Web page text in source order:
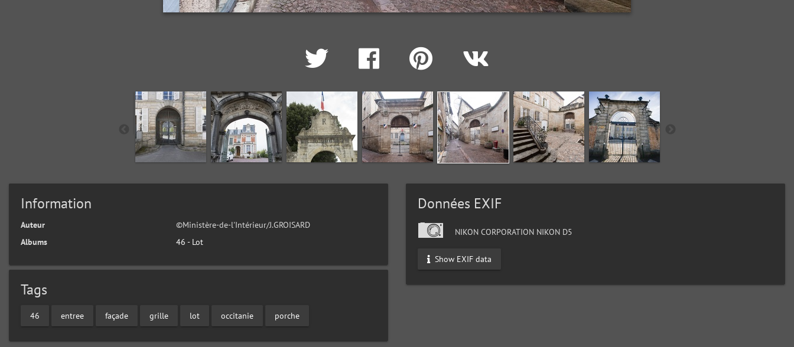
Information
Auteur
©Ministère-de-l'Intérieur/J.GROISARD
Albums
46 - Lot
Tags
46 entree façade grille lot occitanie porche
Données EXIF
NIKON CORPORATION NIKON D5
Show EXIF data